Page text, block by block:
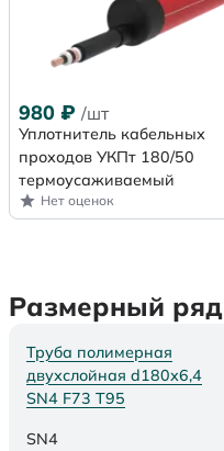
980 ₽ /шт
Уплотнитель кабельных
проходов УКПт 180/50
термоусаживаемый
Нет оценок
Размерный ряд
Труба полимерная
двухслойная d180х6,4
SN4 F73 Т95
SN4